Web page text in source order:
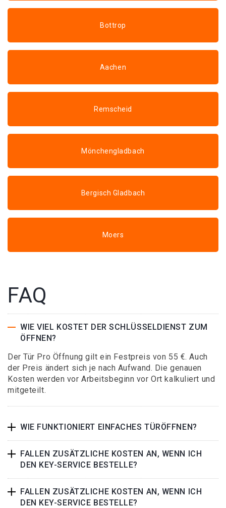
Bottrop
Aachen
Remscheid
Mönchengladbach
Bergisch Gladbach
Moers
FAQ
WIE VIEL KOSTET DER SCHLÜSSELDIENST ZUM
ÖFFNEN?
Der Tür Pro Öffnung gilt ein Festpreis von 55 €. Auch
der Preis ändert sich je nach Aufwand. Die genauen
Kosten werden vor Arbeitsbeginn vor Ort kalkuliert und
mitgeteilt.
WIE FUNKTIONIERT EINFACHES TÜRÖFFNEN?
FALLEN ZUSÄTZLICHE KOSTEN AN, WENN ICH
DEN KEY-SERVICE BESTELLE?
FALLEN ZUSÄTZLICHE KOSTEN AN, WENN ICH
DEN KEY-SERVICE BESTELLE?